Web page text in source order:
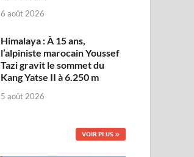
6 août 2026
Himalaya : À 15 ans,
l’alpiniste marocain Youssef
Tazi gravit le sommet du
Kang Yatse II à 6.250 m
5 août 2026
VOIR PLUS